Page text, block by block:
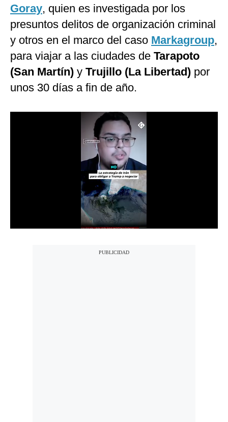
España
Internacional
Tecnología
Club del Suscriptor
Goray, quien es investigada por los
presuntos delitos de organización criminal
y otros en el marco del caso Markagroup,
para viajar a las ciudades de Tarapoto
(San Martín) y Trujillo (La Libertad) por
unos 30 días a fin de año.